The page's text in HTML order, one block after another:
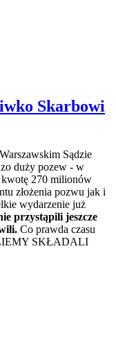
Skarbowi
Sądzie
duży pozew - w
kwotę 270 milionów
złożenia pozwu jak i
wydarzenie już
przystąpili jeszcze
Co prawda czasu
SKŁADALI